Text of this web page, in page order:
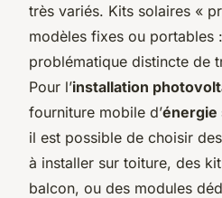
très variés. Kits solaires «
modèles fixes ou portables
problématique distincte de
Pour l’installation
fourniture mobile d’énergie
il est possible de choisir
à installer sur toiture, des
balcon, ou des modules